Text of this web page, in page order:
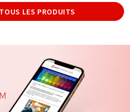
LES PRODUITS